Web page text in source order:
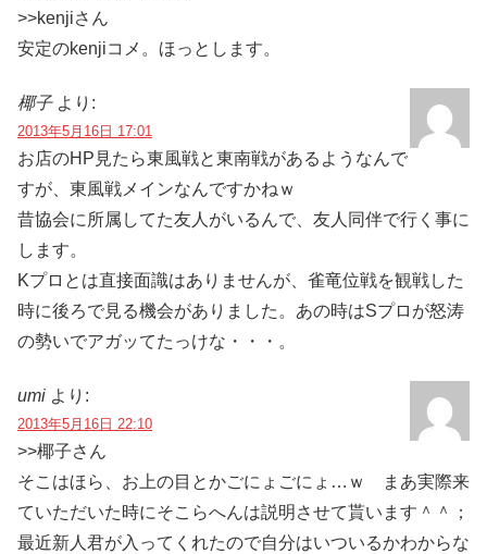
>>kenjiさん
安定のkenjiコメ。ほっとします。
椰子 より:
2013年5月16日 17:01
お店のHP見たら東風戦と東南戦があるようなんで
すが、東風戦メインなんですかねｗ
昔協会に所属してた友人がいるんで、友人同伴で行く事に
します。
Kプロとは直接面識はありませんが、雀竜位戦を観戦した
時に後ろで見る機会がありました。あの時はSプロが怒涛
の勢いでアガッてたっけな・・・。
umi より:
2013年5月16日 22:10
>>椰子さん
そこはほら、お上の目とかごにょごにょ…ｗ まあ実際来
ていただいた時にそこらへんは説明させて貰います＾＾；
最近新人君が入ってくれたので自分はいついるかわからな